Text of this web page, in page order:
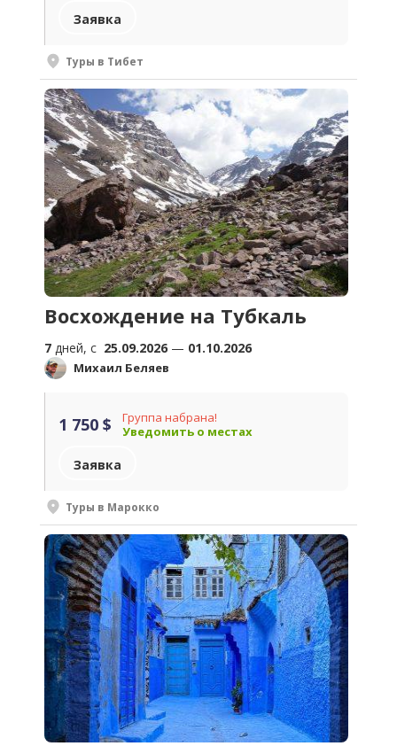
Заявка
Туры в Тибет
Восхождение на Тубкаль
7 дней, c 25.09.2026 — 01.10.2026
Михаил Беляев
1 750 $
Группа набрана!
Уведомить о местах
Заявка
Туры в Марокко